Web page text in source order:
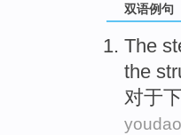
双语例句
The
the
对于
youdao